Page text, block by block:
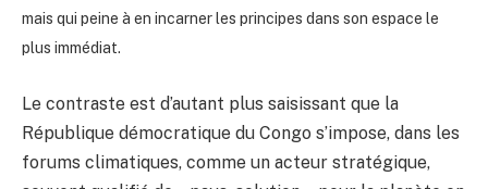
mais qui peine à en incarner les principes dans son espace le
plus immédiat.
Le contraste est d’autant plus saisissant que la
République démocratique du Congo s’impose, dans les
forums climatiques, comme un acteur stratégique,